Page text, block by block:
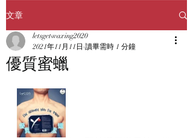
文章
優質蜜蠟
letsgetwaxing2020
2021年11月11日 讀畢需時 1 分鐘